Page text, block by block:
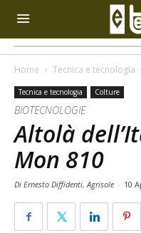
Home Tecnica e tecnologia
Tecnica e tecnologia Colture
BIOTECNOLOGIE
Altolà
Mon 810
Di Ernesto Diffidenti, Agrisole - 10